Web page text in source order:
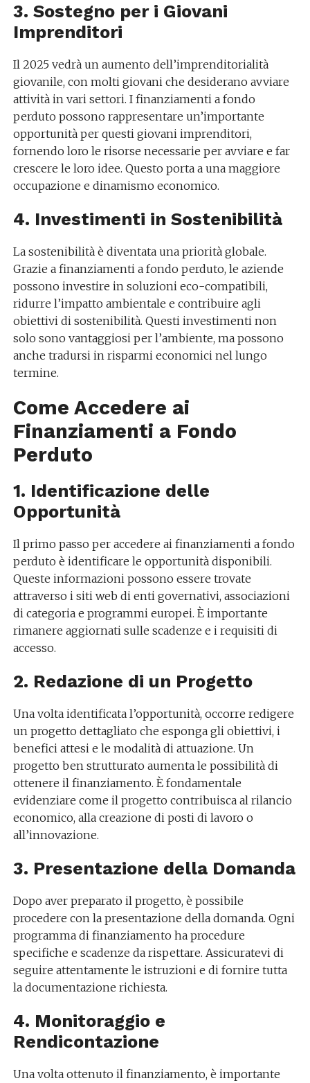
3. Sostegno per i Giovani
Imprenditori
Il 2025 vedrà un aumento dell’imprenditorialità
giovanile, con molti giovani che desiderano avviare
attività in vari settori. I finanziamenti a fondo
perduto possono rappresentare un’importante
opportunità per questi giovani imprenditori,
fornendo loro le risorse necessarie per avviare e far
crescere le loro idee. Questo porta a una maggiore
occupazione e dinamismo economico.
4. Investimenti in Sostenibilità
La sostenibilità è diventata una priorità globale.
Grazie a finanziamenti a fondo perduto, le aziende
possono investire in soluzioni eco-compatibili,
ridurre l’impatto ambientale e contribuire agli
obiettivi di sostenibilità. Questi investimenti non
solo sono vantaggiosi per l’ambiente, ma possono
anche tradursi in risparmi economici nel lungo
termine.
Come Accedere ai
Finanziamenti a Fondo
Perduto
1. Identificazione delle
Opportunità
Il primo passo per accedere ai finanziamenti a fondo
perduto è identificare le opportunità disponibili.
Queste informazioni possono essere trovate
attraverso i siti web di enti governativi, associazioni
di categoria e programmi europei. È importante
rimanere aggiornati sulle scadenze e i requisiti di
accesso.
2. Redazione di un Progetto
Una volta identificata l’opportunità, occorre redigere
un progetto dettagliato che esponga gli obiettivi, i
benefici attesi e le modalità di attuazione. Un
progetto ben strutturato aumenta le possibilità di
ottenere il finanziamento. È fondamentale
evidenziare come il progetto contribuisca al rilancio
economico, alla creazione di posti di lavoro o
all’innovazione.
3. Presentazione della Domanda
Dopo aver preparato il progetto, è possibile
procedere con la presentazione della domanda. Ogni
programma di finanziamento ha procedure
specifiche e scadenze da rispettare. Assicuratevi di
seguire attentamente le istruzioni e di fornire tutta
la documentazione richiesta.
4. Monitoraggio e
Rendicontazione
Una volta ottenuto il finanziamento, è importante